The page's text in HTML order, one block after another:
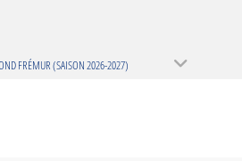
FRÉMUR (SAISON 2026-2027)